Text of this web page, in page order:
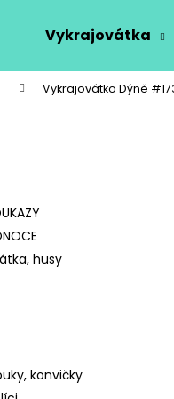
Vykrajovátka
Vykrajovátko Dýně
husy
konvičky